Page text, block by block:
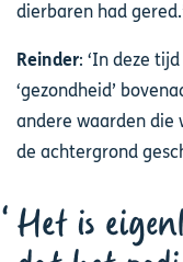
dierbaren had
Reinder: ‘In deze
‘gezondheid’
andere waarden die
de achtergrond
Het is